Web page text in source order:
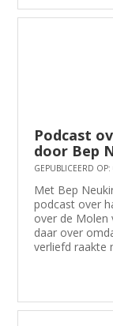
Podcast
door Bep
GEPUBLICEERD
Met Bep
podcast over
over de Molen
daar over
verliefd raakte